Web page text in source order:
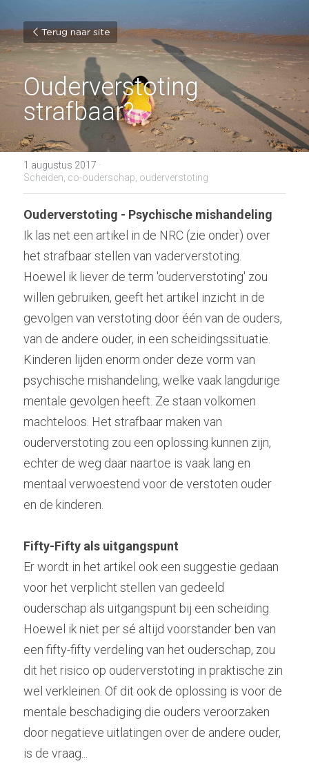
Terug naar site
Ouderverstoting
strafbaar?
1 augustus 2017 ·
Scheiden, co-ouderschap, ouderverstoting
Ouderverstoting - Psychische mishandeling
Ik las net een artikel in de NRC (zie onder) over
het strafbaar stellen van vaderverstoting.
Hoewel ik liever de term 'ouderverstoting' zou
willen gebruiken, geeft het artikel inzicht in de
gevolgen van verstoting door één van de ouders,
van de andere ouder, in een scheidingssituatie.
Kinderen lijden enorm onder deze vorm van
psychische mishandeling, welke vaak langdurige
mentale gevolgen heeft. Ze staan volkomen
machteloos. Het strafbaar maken van
ouderverstoting zou een oplossing kunnen zijn,
echter de weg daar naartoe is vaak lang en
mentaal verwoestend voor de verstoten ouder
en de kinderen.
Fifty-Fifty als uitgangspunt
Er wordt in het artikel ook een suggestie gedaan
voor het verplicht stellen van gedeeld
ouderschap als uitgangspunt bij een scheiding.
Hoewel ik niet per sé altijd voorstander ben van
een fifty-fifty verdeling van het ouderschap, zou
dit het risico op ouderverstoting in praktische zin
wel verkleinen. Of dit ook de oplossing is voor de
mentale beschadiging die ouders veroorzaken
door negatieve uitlatingen over de andere ouder,
is de vraag...